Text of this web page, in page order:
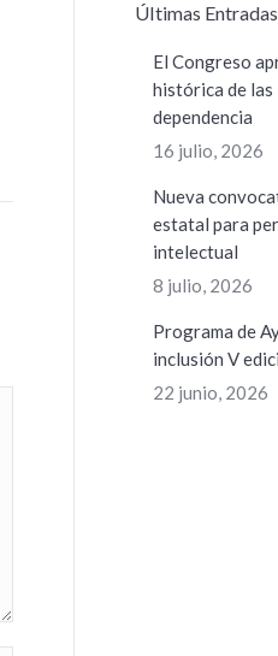
ÚItimas Entradas
El Congreso
histórica de las
dependencia
16 julio, 2026
Nueva
estatal para
intelectual
8 julio, 2026
Programa de
inclusión V
22 junio, 2026